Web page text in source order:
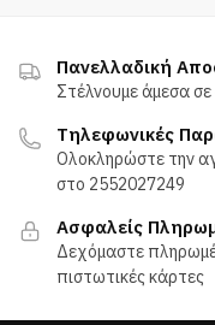
πολλαπλές
παραλλαγές.
επιλογές
μπορούν
επιλεγούν
σελίδα
του
Πανελλαδική
Στέλνουμε άμεσα
Τηλεφωνικές
Ολοκληρώστε την
στο 2552027249
Ασφαλείς
Δεχόμαστε
πιστωτικές κάρτες